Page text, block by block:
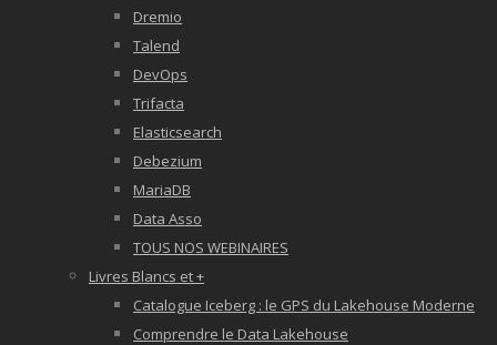
Dremio
Talend
DevOps
Trifacta
Elasticsearch
Debezium
MariaDB
Data Asso
TOUS NOS WEBINAIRES
Livres Blancs et +
Catalogue Iceberg : le GPS du Lakehouse Moderne
Comprendre le Data Lakehouse